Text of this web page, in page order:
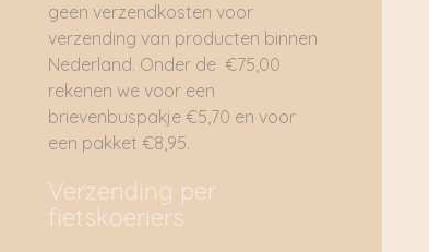
geen verzendkosten voor
verzending van producten binnen
Nederland. Onder de €75,00
rekenen we voor een
brievenbuspakje €5,70 en voor
een pakket €8,95.
Verzending per
fietskoeriers